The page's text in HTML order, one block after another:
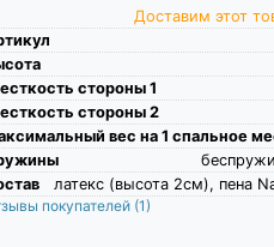
Доставим этот
стороны 1
стороны 2
вес на 1 спальное
латекс (высота 2см), пена
покупателей (1)